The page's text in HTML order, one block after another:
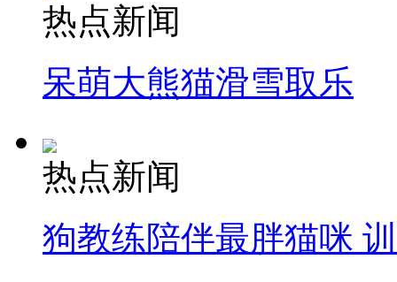
热点新闻
呆萌大熊猫滑雪取乐
热点新闻
狗教练陪伴最胖猫咪